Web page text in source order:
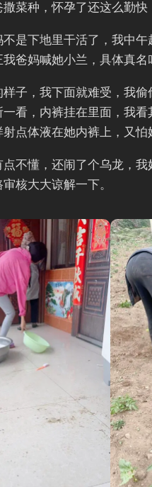
菜种，怀孕了还这么勤快
是下地里干活了，我中
爸妈喊她小兰，具体真名
子，我下面就难受，我
看，内裤挂在里面，我
点体液在她内裤上，又
不懂，还闹了个乌龙，
核大大谅解一下。